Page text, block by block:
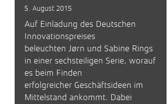
5. August 2015
Auf Einladung des Deutschen
Innovationspreises
beleuchten Jørn und Sabine Rings
in einer sechsteiligen Serie, worauf
es beim Finden
erfolgreicher Geschäftsideen im
Mittelstand ankommt. Dabei